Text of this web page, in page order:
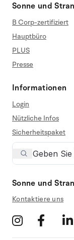
Sonne und
B Corp-zertifiziert
Hauptbüro
PLUS
Presse
Informationen
Login
Nützliche Infos
Sicherheitspaket
Sonne und
Kontaktiere uns